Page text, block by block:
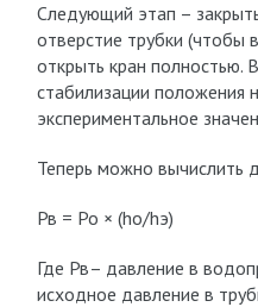
Следующий этап –
отверстие трубки (чтобы
открыть кран полностью.
стабилизации положения
экспериментальное
Теперь можно вычислить
Рв = Ро × (ho/hэ)
Где Рв– давление в
исходное давление в